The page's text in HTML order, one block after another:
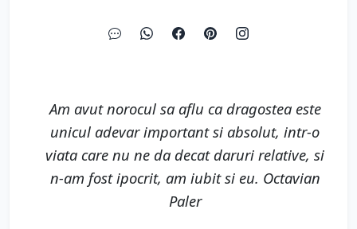
Am avut norocul sa aflu ca dragostea este
unicul adevar important si absolut, intr-o
viata care nu ne da decat daruri relative, si
n-am fost ipocrit, am iubit si eu. Octavian
Paler